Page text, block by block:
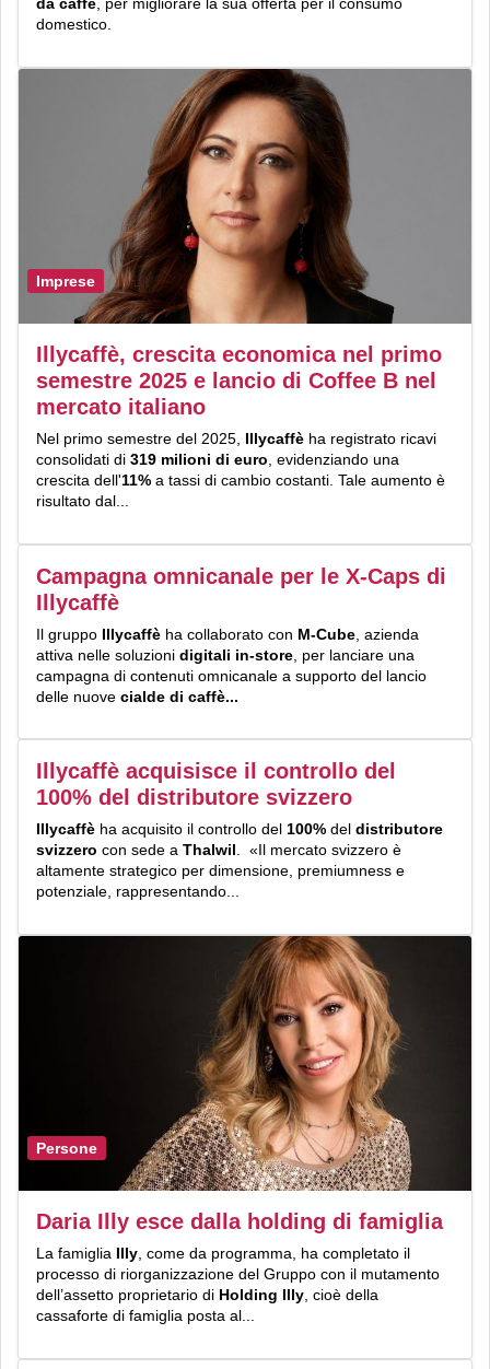
da caffè, per migliorare la sua offerta per il consumo
domestico.
Imprese
Illycaffè, crescita economica nel primo
semestre 2025 e lancio di Coffee B nel
mercato italiano
Nel primo semestre del 2025, Illycaffè ha registrato ricavi
consolidati di 319 milioni di euro , evidenziando una
crescita dell'11% a tassi di cambio costanti. Tale aumento è
risultato dal...
Campagna omnicanale per le X-Caps di
Illycaffè
Il gruppo Illycaffè ha collaborato con M-Cube , azienda
attiva nelle soluzioni digitali in-store , per lanciare una
campagna di contenuti omnicanale a supporto del lancio
delle nuove cialde di caffè...
Illycaffè acquisisce il controllo del
100% del distributore svizzero
Illycaffè ha acquisito il controllo del 100% del distributore
svizzero con sede a Thalwil. «Il mercato svizzero è
altamente strategico per dimensione, premiumness e
potenziale, rappresentando...
Persone
Daria Illy esce dalla holding di famiglia
La famiglia Illy , come da programma, ha completato il
processo di riorganizzazione del Gruppo con il mutamento
dell’assetto proprietario di Holding Illy , cioè della
cassaforte di famiglia posta al...